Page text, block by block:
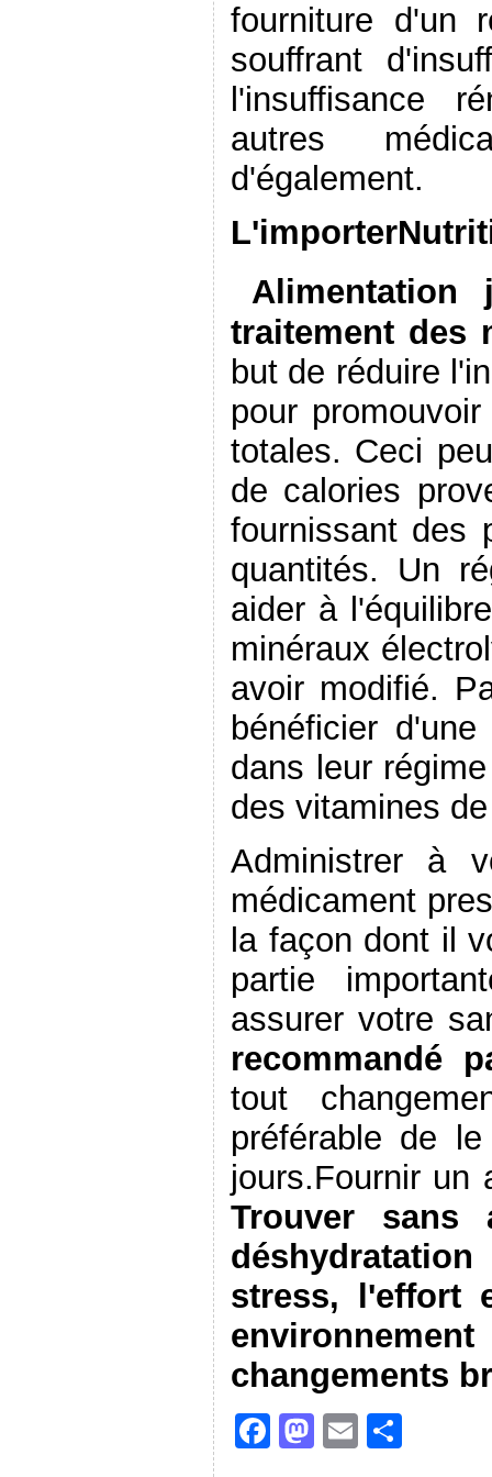
fourniture d'un
souffrant
l'insuffisance
autres
d'également.
L'importer
traitement des
but de réduire
pour
totales. Ceci
de calories
fournissant des
quantités. Un
aider à
minéraux
avoir modifié.
bénéficier
dans leur
des vitamines
Administrer à
médicament
la façon dont il
partie
assurer votre
recommandé
tout
préférable de
jours.Fournir un
Trouver sans
stress, l'effort
changements
F
M E